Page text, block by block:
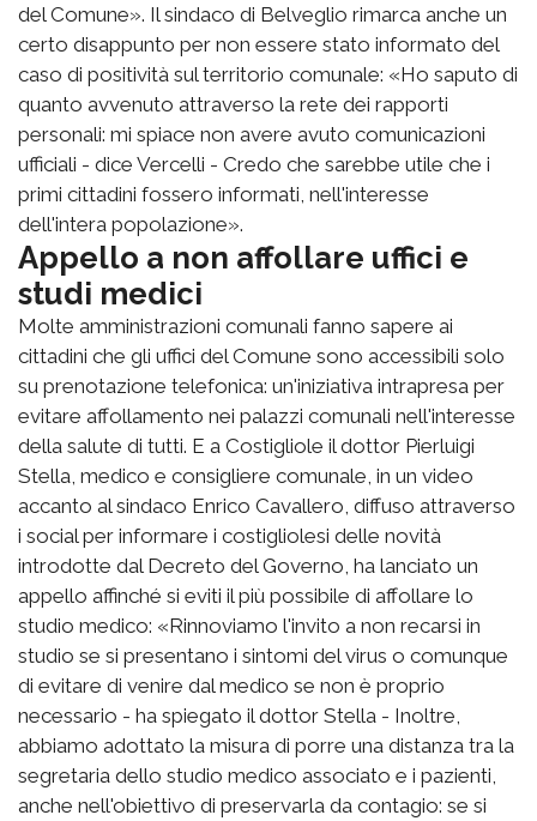
del Comune». Il sindaco di Belveglio rimarca anche un
certo disappunto per non essere stato informato del
caso di positività sul territorio comunale: «Ho saputo di
quanto avvenuto attraverso la rete dei rapporti
personali: mi spiace non avere avuto comunicazioni
ufficiali - dice Vercelli - Credo che sarebbe utile che i
primi cittadini fossero informati, nell'interesse
dell'intera popolazione».
Appello a non affollare uffici e
studi medici
Molte amministrazioni comunali fanno sapere ai
cittadini che gli uffici del Comune sono accessibili solo
su prenotazione telefonica: un'iniziativa intrapresa per
evitare affollamento nei palazzi comunali nell'interesse
della salute di tutti. E a Costigliole il dottor Pierluigi
Stella, medico e consigliere comunale, in un video
accanto al sindaco Enrico Cavallero, diffuso attraverso
i social per informare i costigliolesi delle novità
introdotte dal Decreto del Governo, ha lanciato un
appello affinché si eviti il più possibile di affollare lo
studio medico: «Rinnoviamo l'invito a non recarsi in
studio se si presentano i sintomi del virus o comunque
di evitare di venire dal medico se non è proprio
necessario - ha spiegato il dottor Stella - Inoltre,
abbiamo adottato la misura di porre una distanza tra la
segretaria dello studio medico associato e i pazienti,
anche nell'obiettivo di preservarla da contagio: se si